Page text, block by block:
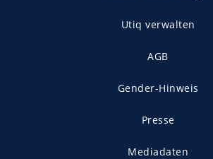
Utiq verwalten
AGB
Gender-Hinweis
Presse
Mediadaten